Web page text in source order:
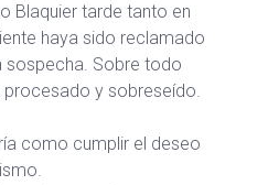
Blaquier tarde tanto en
haya sido reclamado
sospecha. Sobre todo
procesado y sobreseído.
como cumplir el deseo